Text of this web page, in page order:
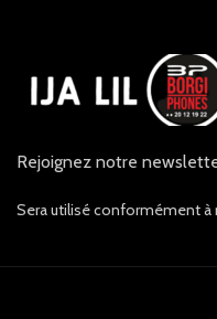
Rejoignez notre
Sera utilisé conformément